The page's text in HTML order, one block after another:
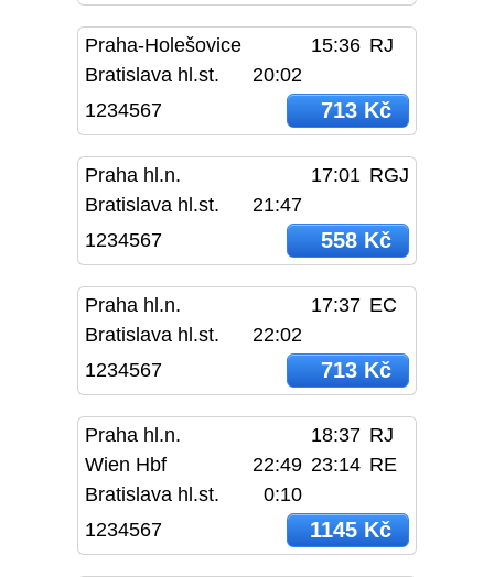
Praha-Holešovice 15:36 RJ
Bratislava hl.st.
20:02
1234567
713 Kč
Praha hl.n. 17:01 RGJ
Bratislava hl.st.
21:47
1234567
558 Kč
Praha hl.n. 17:37 EC
Bratislava hl.st.
22:02
1234567
713 Kč
Praha hl.n. 18:37 RJ
Wien Hbf
22:49 23:14 RE
Bratislava hl.st.
0:10
1234567
1145 Kč